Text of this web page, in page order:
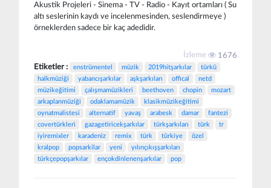
Akustik Projeleri - Sinema - TV - Radio - Kayıt ortamları ( Su
altı seslerinin kaydı ve incelenmesinden, seslendirmeye )
örneklerden sadece bir kaç adedidir.
İzleme 1676
Etiketler : enstrümentel müzik 2019hitşarkılar
türkü
halkmüziği
yabancışarkılar aşkşarkıları offical
netd
müzikeğitimi
çalışmamüzikleri beethoven chopin
mozart
arkaplanmüziği
odaklamamüzik
klasikmüzikeğitimi
oynatmalistesi
alternatif yavaş arabesk damar
fantezi
covertürkleri
gazagetiricekşarkılar türkşarkıları türk
tr
iyiremixler
karadeniz remix türk türkiye
özel
kralpop
popsarkilar yeni
yılınçıkışşarkıları
türkçepopşarkılar
ençokdinlenenşarkılar pop